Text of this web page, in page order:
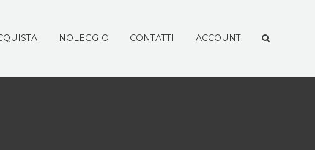
NOLEGGIO CONTATTI ACCOUNT